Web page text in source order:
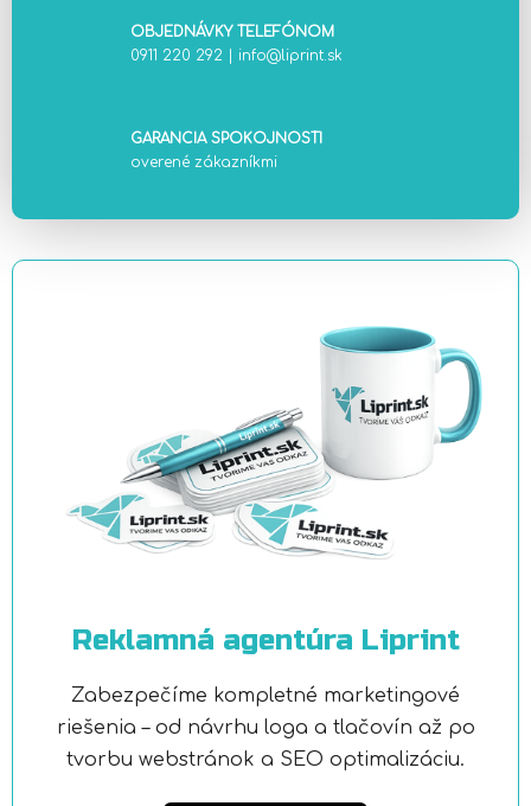
OBJEDNÁVKY TELEFÓNOM
0911 220 292
info@liprint.sk
GARANCIA SPOKOJNOSTI
overené zákazníkmi
Reklamná agentúra Liprint
Zabezpečíme kompletné marketingové
riešenia – od návrhu loga a tlačovín až po
tvorbu webstránok a SEO optimalizáciu.